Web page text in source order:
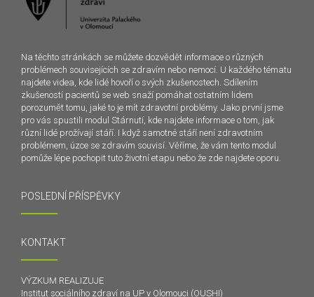
Na těchto stránkách se můžete dozvědět informace o různých
problémech souvisejících se zdravím nebo nemocí. U každého tématu
najdete videa, kde lidé hovoří o svých zkušenostech. Sdílením
zkušeností pacientů se web snaží pomáhat ostatním lidem
porozumět tomu, jaké to je mít zdravotní problémy. Jako první jsme
pro vás spustili modul Stárnutí, kde najdete informace o tom, jak
různí lidé prožívají stáří. I když samotné stáří není zdravotním
problémem, úzce se zdravím souvisí. Věříme, že vám tento modul
pomůže lépe pochopit tuto životní etapu nebo že zde najdete oporu.
POSLEDNÍ PŘÍSPĚVKY
KONTAKT
VÝZKUM REALIZUJE
Institut sociálního zdraví na UP v Olomouci (OUSHI)